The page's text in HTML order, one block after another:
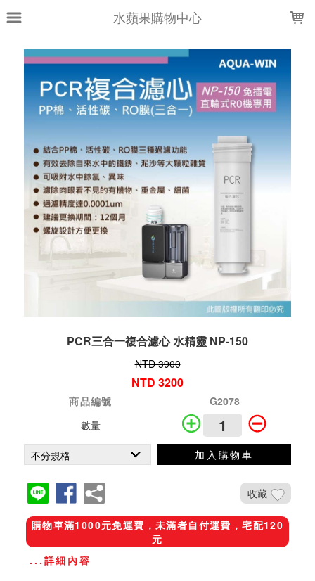
水蘋果購物中心
PCR三合一複合濾心 水精靈 NP-150
NTD 3900
NTD 3200
商品編號
G2078
數量
加入購物車
收藏
購物車滿1000元免運費，未滿者自付運費，宅配120
元
...詳細內容